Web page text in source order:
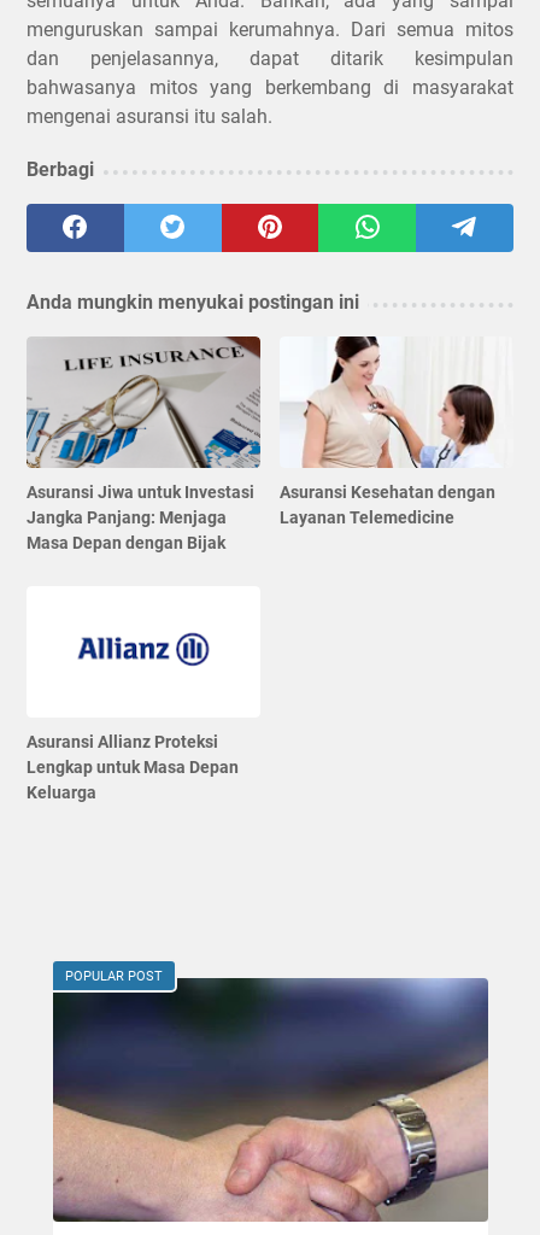
menguruskan sampai kerumahnya. Dari semua mitos
dan penjelasannya, dapat ditarik kesimpulan
bahwasanya mitos yang berkembang di masyarakat
mengenai asuransi itu salah.
Berbagi
Anda mungkin menyukai postingan ini
Asuransi Jiwa untuk Investasi
Jangka Panjang: Menjaga
Masa Depan dengan Bijak
Asuransi Kesehatan dengan
Layanan Telemedicine
Asuransi Allianz Proteksi
Lengkap untuk Masa Depan
Keluarga
POPULAR POST